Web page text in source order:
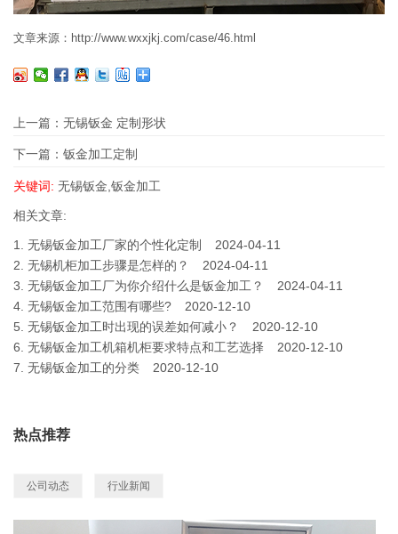
文章来源：http://www.wxxjkj.com/case/46.html
上一篇： 无锡钣金 定制形状
下一篇： 钣金加工定制
关键词: 无锡钣金,钣金加工
相关文章:
1. 无锡钣金加工厂家的个性化定制
2024-04-11
2. 无锡机柜加工步骤是怎样的？
2024-04-11
3. 无锡钣金加工厂为你介绍什么是钣金加工？
2024-04-11
4. 无锡钣金加工范围有哪些?
2020-12-10
5. 无锡钣金加工时出现的误差如何减小？
2020-12-10
6. 无锡钣金加工机箱机柜要求特点和工艺选择
2020-12-10
7. 无锡钣金加工的分类 2020-12-10
热点推荐
公司动态 行业新闻